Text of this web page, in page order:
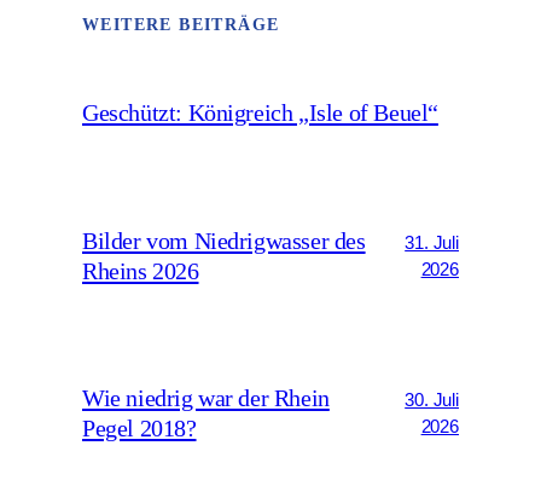
WEITERE BEITRÄGE
Geschützt: Königreich „Isle of Beuel“
Bilder vom Niedrigwasser des
Rheins 2026
31. Juli
2026
Wie niedrig war der Rhein
Pegel 2018?
30. Juli
2026